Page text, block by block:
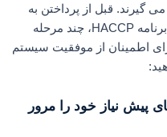
گیرند. قبل از پرداختن به
جزئیات در مورد چگونگی ایجاد یک برنامه HACCP، چند مرحله
اطمینان از موفقیت سیستم
1. برنامه های پیش نیاز خود را مرور